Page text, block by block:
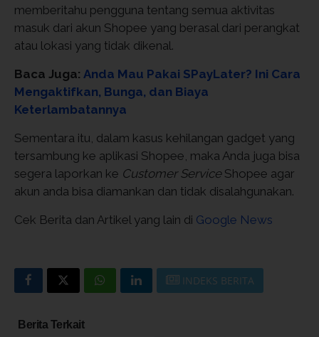
memberitahu pengguna tentang semua aktivitas
masuk dari akun Shopee yang berasal dari perangkat
atau lokasi yang tidak dikenal.
Baca Juga: Anda Mau Pakai SPayLater? Ini Cara
Mengaktifkan, Bunga, dan Biaya
Keterlambatannya
Sementara itu, dalam kasus kehilangan gadget yang
tersambung ke aplikasi Shopee, maka Anda juga bisa
segera laporkan ke Customer ServiceShopee agar
akun anda bisa diamankan dan tidak disalahgunakan.
Cek Berita dan Artikel yang lain di Google News
INDEKS BERITA
Berita Terkait